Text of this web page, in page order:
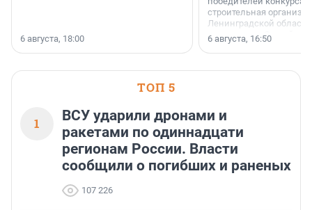
6 августа, 18:00
строительная
Ленинградской области
номинации «Самый
застройщик
6 августа, 16:50
ТОП 5
1
ВСУ ударили дронами и
ракетами по одиннадцати
регионам России. Власти
сообщили о погибших и раненых
107 226